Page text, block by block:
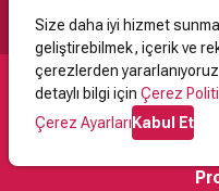
Size daha iyi hizmet
geliştirebilmek, içerik ve
çerezlerden
detaylı bilgi için Çerez
Çerez AyarlarıKabul Et
İletişimYardım